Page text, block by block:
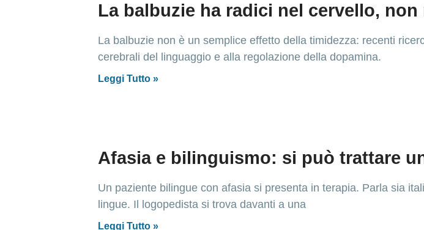
La balbuzie ha radici nel cervello,
La balbuzie non è un semplice effetto della timidezza: recenti
cerebrali del linguaggio e alla regolazione della dopamina.
Leggi Tutto »
Afasia e bilinguismo: si può trattare
Un paziente bilingue con afasia si presenta in terapia. Parla sia
lingue. Il logopedista si trova davanti a una
Leggi Tutto »